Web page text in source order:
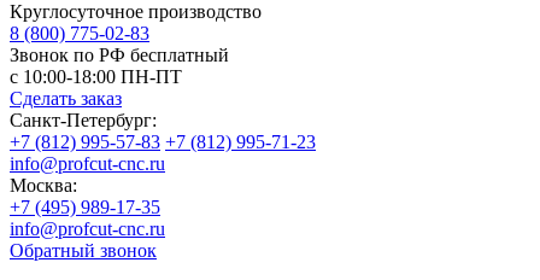
Круглосуточное производство
8 (800) 775-02-83
Звонок по РФ бесплатный
с 10:00-18:00 ПН-ПТ
Сделать заказ
Санкт-Петербург:
+7 (812) 995-57-83 +7 (812) 995-71-23
info@profcut-cnc.ru
Москва:
+7 (495) 989-17-35
info@profcut-cnc.ru
Обратный звонок